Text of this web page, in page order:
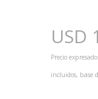
USD
Precio
incluidos, base